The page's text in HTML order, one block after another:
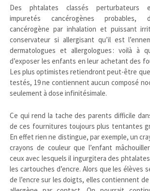
Des phtalates classés perturbateurs
impuretés cancérogènes probables,
cancérogène par inhalation et puissant
conservateur si allergisant qu’il est
dermatologues et allergologues : voilà à
d’exposer les enfants en leur achetant des
Les plus optimistes retiendront peut-être
testés, 19 ne contiennent aucun composé
seulement à dose infinitésimale.
Ce qui rend la tache des parents difficile
de ces fournitures toujours plus tentantes
En effet rien ne distingue, par exemple, un
crayons de couleur que l’enfant
ceux avec lesquels il ingurgitera des
les cartouches d’encre. Alors que les élèves
de l’encre sur les doigts, elles contiennent